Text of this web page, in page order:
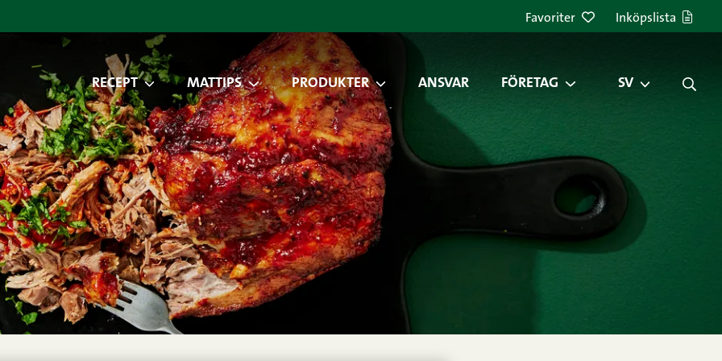
Favoriter Inköpslista
RECEPT MATTIPS PRODUKTER ANSVAR FÖRETAG SV